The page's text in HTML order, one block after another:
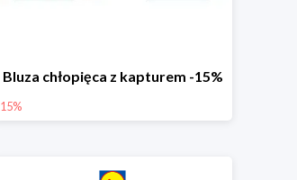
Bluza chłopięca z kapturem -15%
15%